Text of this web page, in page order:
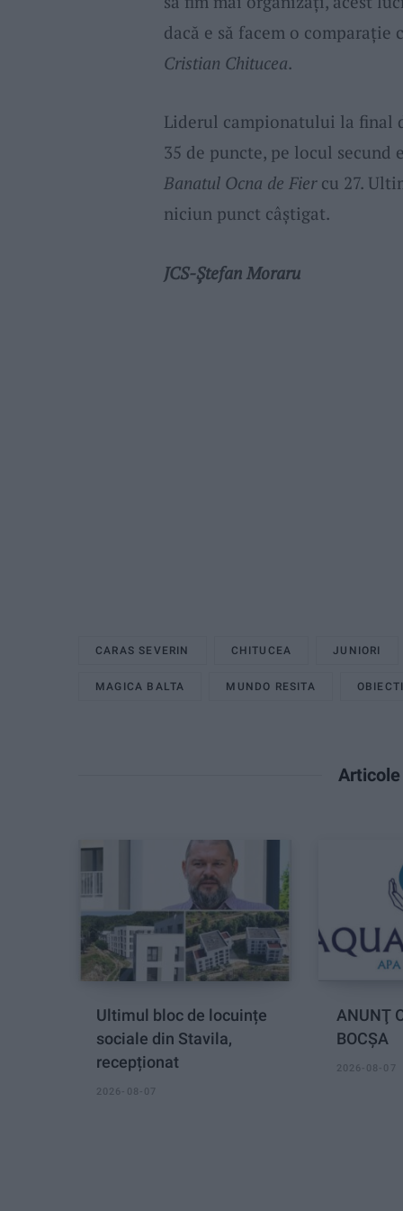
dacă e să facem o comparație
Cristian Chitucea.
Liderul campionatului la final
35 de puncte, pe locul secund
Banatul Ocna de Fiercu 27.
niciun punct câștigat.
JCS-Ștefan Moraru
CARAS SEVERIN CHITUCEA JUNIORI
MAGICA BALTA MUNDO RESITA
Ultimul bloc de locuințe
sociale din Stavila,
recepționat
2026-08-07
ANUNŢ
BOCȘA
2026-08-07